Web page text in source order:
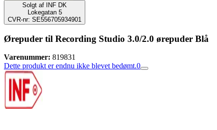
Solgt af
INF DK
Lokegatan 5
CVR-nr: SE556705934901
Ørepuder til Recording Studio 3.0/2.0 ørepuder Blå
Varenummer: 819831
Dette produkt er endnu ikke blevet bedømt.0